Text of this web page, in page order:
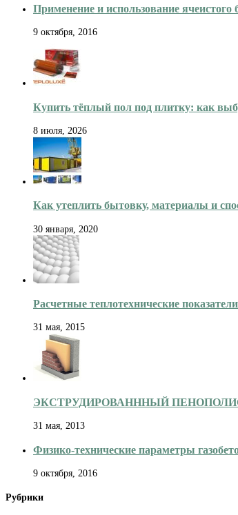
Применение и использование ячеистого
9 октября, 2016
Купить тёплый пол под плитку: как
8 июля, 2026
Как утеплить бытовку, материалы и
30 января, 2020
Расчетные теплотехнические
31 мая, 2015
ЭКСТРУДИРОВАНННЫЙ
31 мая, 2013
Физико-технические параметры
9 октября, 2016
Рубрики